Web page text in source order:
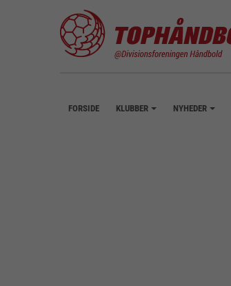
FORSIDE KLUBBER NYHEDER